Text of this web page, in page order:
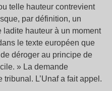
telle hauteur contrevient
par définition, un
hauteur à un moment
le texte européen que
déroger au principe de
» La demande
tribunal. L’Unaf a fait appel.